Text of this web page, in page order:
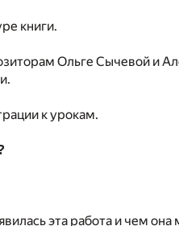
книги.
Ольге Сычевой и
к урокам.
эта работа и чем